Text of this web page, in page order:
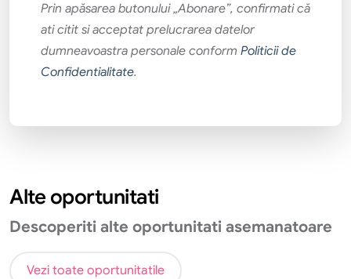
Prin apăsarea butonului „Abonare”, confirmati că
ati citit si acceptat prelucrarea datelor
dumneavoastra personale conform Politicii de
Confidentialitate.
Alte oportunitati
Descoperiti alte oportunitati asemanatoare
Vezi toate oportunitatile